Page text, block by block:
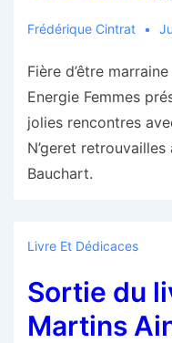
Frédérique Cintrat
Fière d’être
Energie Femmes
jolies rencontres
N’geret retrouvailles
Bauchart.
Livre Et Dédicaces
Sortie du
Martins